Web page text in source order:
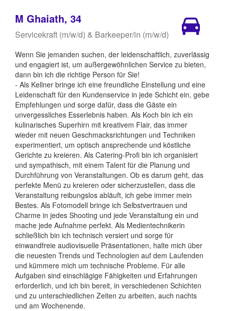
M Ghaiath, 34
Servicekraft (m/w/d) & Barkeeper/in (m/w/d)
Wenn Sie jemanden suchen, der leidenschaftlich, zuverlässig
und engagiert ist, um außergewöhnlichen Service zu bieten,
dann bin ich die richtige Person für Sie!
- Als Kellner bringe ich eine freundliche Einstellung und eine
Leidenschaft für den Kundenservice in jede Schicht ein, gebe
Empfehlungen und sorge dafür, dass die Gäste ein
unvergessliches Esserlebnis haben. Als Koch bin ich ein
kulinarisches Superhirn mit kreativem Flair, das immer
wieder mit neuen Geschmacksrichtungen und Techniken
experimentiert, um optisch ansprechende und köstliche
Gerichte zu kreieren. Als Catering-Profi bin ich organisiert
und sympathisch, mit einem Talent für die Planung und
Durchführung von Veranstaltungen. Ob es darum geht, das
perfekte Menü zu kreieren oder sicherzustellen, dass die
Veranstaltung reibungslos abläuft, ich gebe immer mein
Bestes. Als Fotomodell bringe ich Selbstvertrauen und
Charme in jedes Shooting und jede Veranstaltung ein und
mache jede Aufnahme perfekt. Als Medientechnikerin
schließlich bin ich technisch versiert und sorge für
einwandfreie audiovisuelle Präsentationen, halte mich über
die neuesten Trends und Technologien auf dem Laufenden
und kümmere mich um technische Probleme. Für alle
Aufgaben sind einschlägige Fähigkeiten und Erfahrungen
erforderlich, und ich bin bereit, in verschiedenen Schichten
und zu unterschiedlichen Zeiten zu arbeiten, auch nachts
und am Wochenende.